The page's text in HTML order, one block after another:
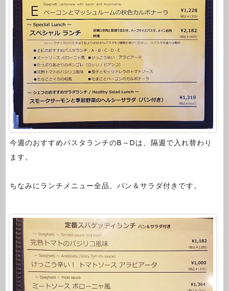
今週のおすすめパスタランチのB～Dは、隔週で入れ替わり
ます。
ちなみにランチメニュー全品、パン＆サラダ付きです。